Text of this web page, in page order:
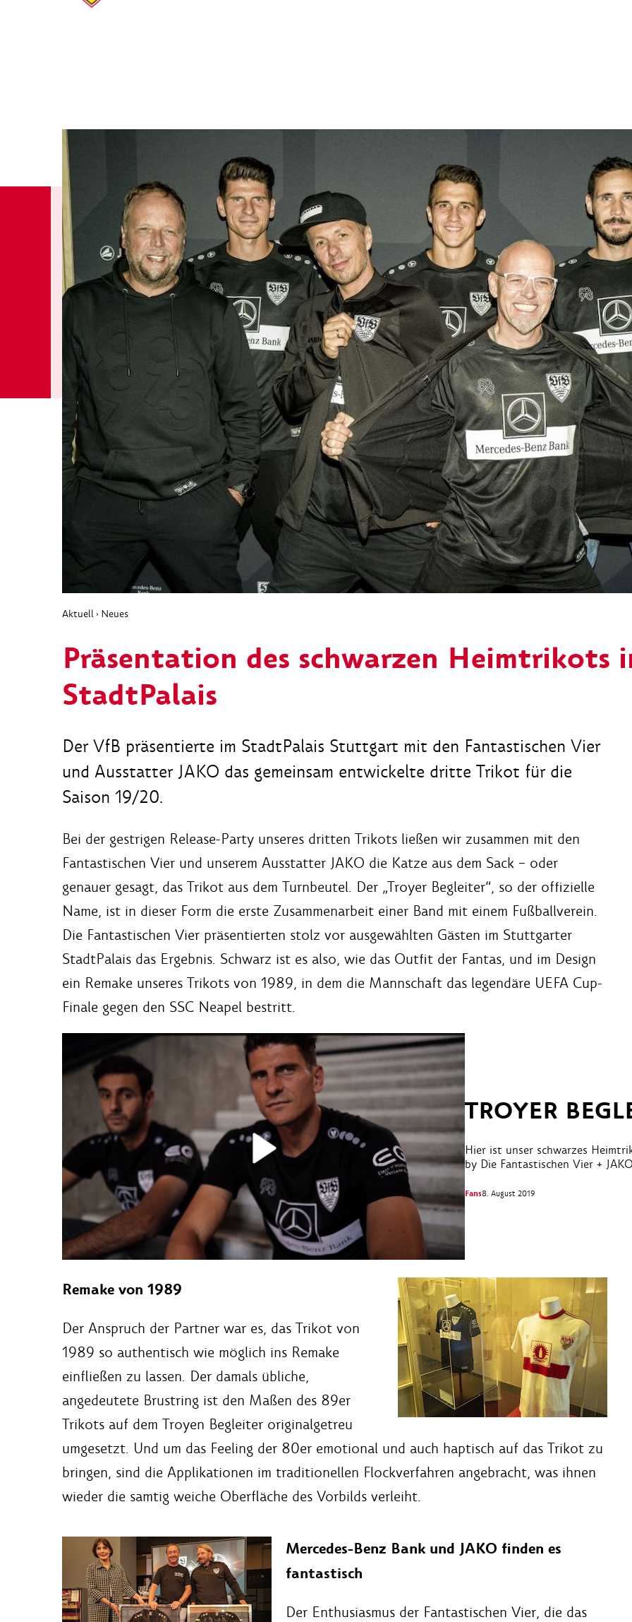
Aktuell › Neues
Präsentation des schwarzen Heimtrikots
StadtPalais
Der VfB präsentierte im StadtPalais Stuttgart mit den Fantastischen Vier
und Ausstatter JAKO das gemeinsam entwickelte dritte Trikot für die
Saison 19/20.
Bei der gestrigen Release-Party unseres dritten Trikots ließen wir zusammen mit den
Fantastischen Vier und unserem Ausstatter JAKO die Katze aus dem Sack – oder
genauer gesagt, das Trikot aus dem Turnbeutel. Der „Troyer Begleiter“, so der offizielle
Name, ist in dieser Form die erste Zusammenarbeit einer Band mit einem Fußballverein.
Die Fantastischen Vier präsentierten stolz vor ausgewählten Gästen im Stuttgarter
StadtPalais das Ergebnis. Schwarz ist es also, wie das Outfit der Fantas, und im Design
ein Remake unseres Trikots von 1989, in dem die Mannschaft das legendäre UEFA Cup-
Finale gegen den SSC Neapel bestritt.
TROYER
Hier ist unser schwarzes
by Die Fantastischen Vier +
Fans8. August 2019
Remake von 1989
Der Anspruch der Partner war es, das Trikot von
1989 so authentisch wie möglich ins Remake
einfließen zu lassen. Der damals übliche,
angedeutete Brustring ist den Maßen des 89er
Trikots auf dem Troyen Begleiter originalgetreu
umgesetzt. Und um das Feeling der 80er emotional und auch haptisch auf das Trikot zu
bringen, sind die Applikationen im traditionellen Flockverfahren angebracht, was ihnen
wieder die samtig weiche Oberfläche des Vorbilds verleiht.
Mercedes-Benz Bank und JAKO finden es
fantastisch
Der Enthusiasmus der Fantastischen Vier, die das